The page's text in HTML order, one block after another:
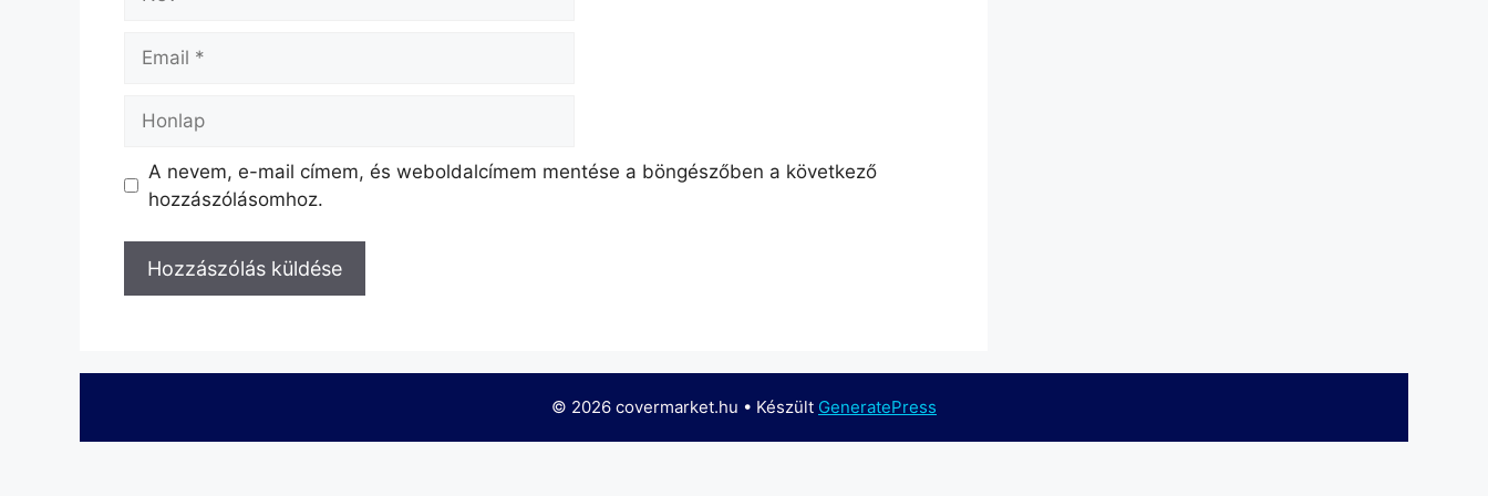
A nevem, e-mail címem, és weboldalcímem mentése a böngészőben a következő
hozzászólásomhoz.
© 2026 covermarket.hu • Készült GeneratePress